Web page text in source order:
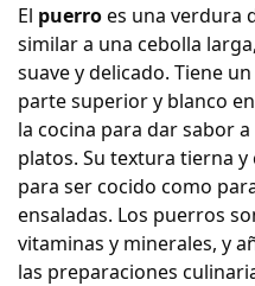
El puerroes una verdura
similar a una cebolla
suave y delicado. Tiene
parte superior y blanco
la cocina para dar sabor
platos. Su textura tierna
para ser cocido como
ensaladas. Los puerros
vitaminas y minerales, y
las preparaciones